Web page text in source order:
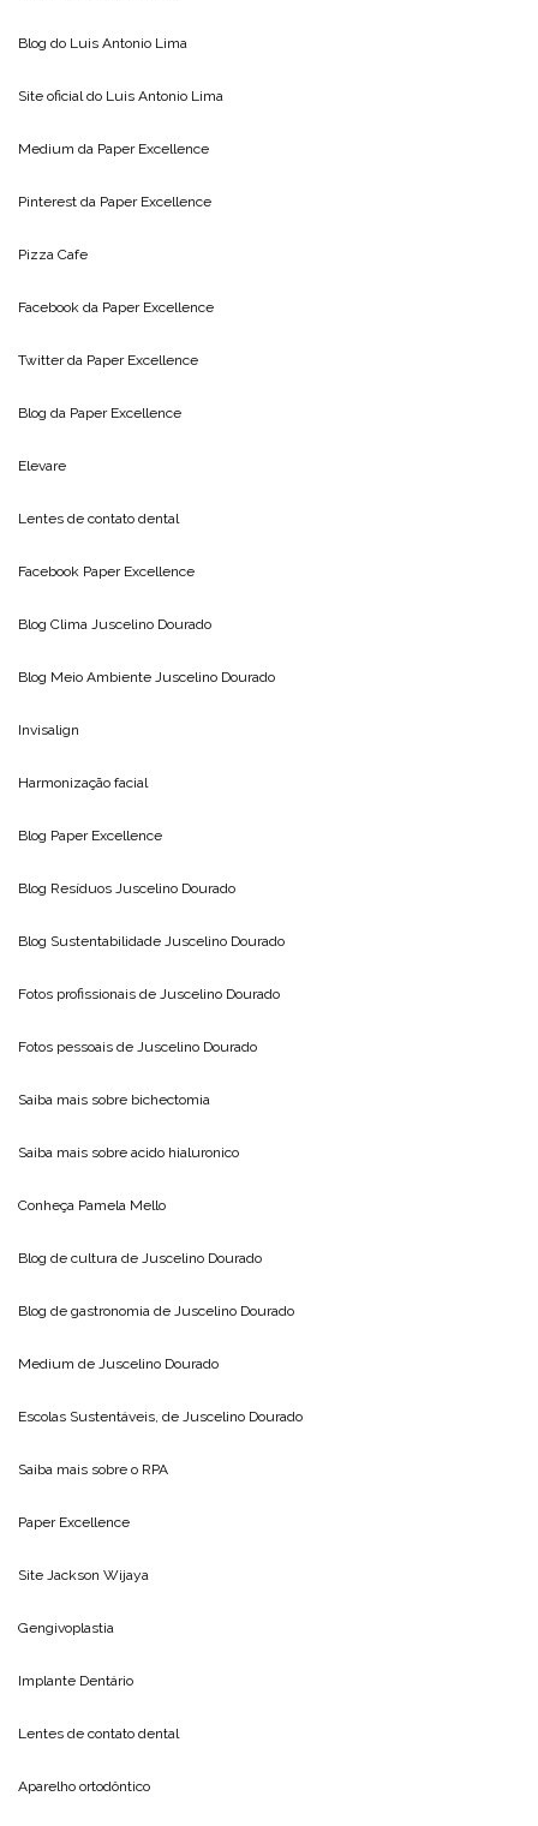
Blog do Luis Antonio Lima
Site oficial do Luis Antonio Lima
Medium da Paper Excellence
Pinterest da Paper Excellence
Pizza Cafe
Facebook da Paper Excellence
Twitter da Paper Excellence
Blog da Paper Excellence
Elevare
Lentes de contato dental
Facebook Paper Excellence
Blog Clima Juscelino Dourado
Blog Meio Ambiente Juscelino Dourado
Invisalign
Harmonização facial
Blog Paper Excellence
Blog Resíduos Juscelino Dourado
Blog Sustentabilidade Juscelino Dourado
Fotos profissionais de Juscelino Dourado
Fotos pessoais de Juscelino Dourado
Saiba mais sobre bichectomia
Saiba mais sobre acido hialuronico
Conheça Pamela Mello
Blog de cultura de Juscelino Dourado
Blog de gastronomia de Juscelino Dourado
Medium de Juscelino Dourado
Escolas Sustentáveis, de Juscelino Dourado
Saiba mais sobre o RPA
Paper Excellence
Site Jackson Wijaya
Gengivoplastia
Implante Dentário
Lentes de contato dental
Aparelho ortodôntico